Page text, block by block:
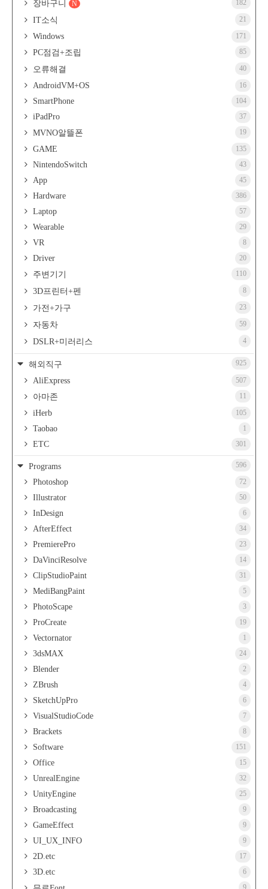
장바구니 182
N
IT소식 21
Windows 171
PC점검+조립 85
오류해결 40
AndroidVM+OS 16
SmartPhone 104
iPadPro 37
MVNO알뜰폰 19
GAME 135
NintendoSwitch 43
App 45
Hardware 386
Laptop 57
Wearable 29
VR 8
Driver 20
주변기기 110
3D프린터+펜 8
가전+가구 23
자동차 59
DSLR+미러리스 4
해외직구 925
AliExpress 507
아마존 11
iHerb 105
Taobao 1
ETC 301
Programs 596
Photoshop 72
Illustrator 50
InDesign 6
AfterEffect 34
PremierePro 23
DaVinciResolve 14
ClipStudioPaint 31
MediBangPaint 5
PhotoScape 3
ProCreate 19
Vectornator 1
3dsMAX 24
Blender 2
ZBrush 4
SketchUpPro 6
VisualStudioCode 7
Brackets 8
Software 151
Office 15
UnrealEngine 32
UnityEngine 25
Broadcasting 9
GameEffect 9
UI_UX_INFO 9
2D.etc 17
3D.etc 6
9